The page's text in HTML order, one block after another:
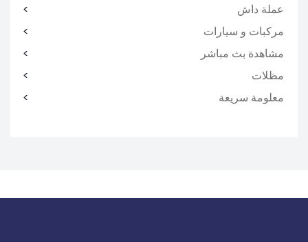
عملة داش
مركبات و سيارات
مشاهدة بث مباشر
مظلات
معلومة سريعة